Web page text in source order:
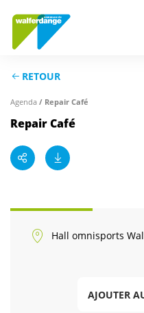
RETOUR
Agenda / Repair Café
Repair Café
Hall omnisports
AJOUTER